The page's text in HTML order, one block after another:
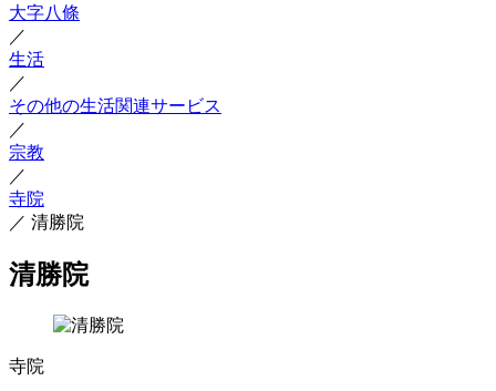
大字八條
／
生活
／
その他の生活関連サービス
／
宗教
／
寺院
／ 清勝院
清勝院
寺院